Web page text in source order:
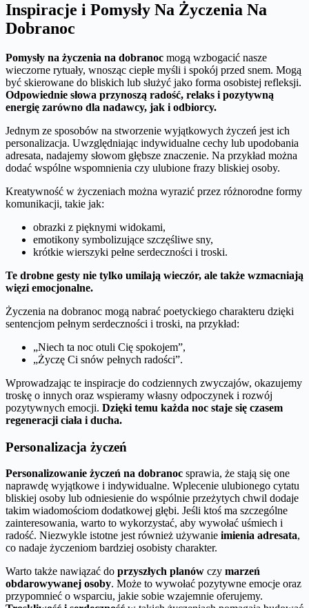
Inspiracje i Pomysły Na Życzenia Na
Dobranoc
Pomysły na życzenia na dobranoc mogą wzbogacić nasze
wieczorne rytuały, wnosząc ciepłe myśli i spokój przed snem. Mogą
być skierowane do bliskich lub służyć jako forma osobistej refleksji.
Odpowiednie słowa przynoszą radość, relaks i pozytywną
energię zarówno dla nadawcy, jak i odbiorcy.
Jednym ze sposobów na stworzenie wyjątkowych życzeń jest ich
personalizacja. Uwzględniając indywidualne cechy lub upodobania
adresata, nadajemy słowom głębsze znaczenie. Na przykład można
dodać wspólne wspomnienia czy ulubione frazy bliskiej osoby.
Kreatywność w życzeniach można wyrazić przez różnorodne formy
komunikacji, takie jak:
obrazki z pięknymi widokami,
emotikony symbolizujące szczęśliwe sny,
krótkie wierszyki pełne serdeczności i troski.
Te drobne gesty nie tylko umilają wieczór, ale także wzmacniają
więzi emocjonalne.
Życzenia na dobranoc mogą nabrać poetyckiego charakteru dzięki
sentencjom pełnym serdeczności i troski, na przykład:
„Niech ta noc otuli Cię spokojem”,
„Życzę Ci snów pełnych radości”.
Wprowadzając te inspiracje do codziennych zwyczajów, okazujemy
troskę o innych oraz wspieramy własny odpoczynek i rozwój
pozytywnych emocji. Dzięki temu każda noc staje się czasem
regeneracji ciała i ducha.
Personalizacja życzeń
Personalizowanie życzeń na dobranoc sprawia, że stają się one
naprawdę wyjątkowe i indywidualne. Wplecenie ulubionego cytatu
bliskiej osoby lub odniesienie do wspólnie przeżytych chwil dodaje
takim wiadomościom dodatkowej głębi. Jeśli ktoś ma szczególne
zainteresowania, warto to wykorzystać, aby wywołać uśmiech i
radość. Niezwykle istotne jest również używanie imienia adresata,
co nadaje życzeniom bardziej osobisty charakter.
Warto także nawiązać do przyszłych planów czy marzeń
obdarowywanej osoby. Może to wywołać pozytywne emocje oraz
przypomnieć o wsparciu, jakie sobie wzajemnie oferujemy.